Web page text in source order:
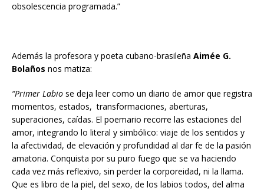
obsolescencia programada.”
Además la profesora y poeta cubano-brasileña Aimée G.
Bolaños nos matiza:
“Primer Labio se deja leer como un diario de amor que registra
momentos, estados, transformaciones, aberturas,
superaciones, caídas. El poemario recorre las estaciones del
amor, integrando lo literal y simbólico: viaje de los sentidos y
la afectividad, de elevación y profundidad al dar fe de la pasión
amatoria. Conquista por su puro fuego que se va haciendo
cada vez más reflexivo, sin perder la corporeidad, ni la llama.
Que es libro de la piel, del sexo, de los labios todos, del alma